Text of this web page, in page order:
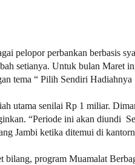
pelopor perbankan berbasis
setianya. Untuk bulan Maret
tema “ Pilih Sendiri
utama senilai Rp 1 miliar.
“Periode ini akan diundi
Jambi ketika ditemui di
bilang, program Muamalat